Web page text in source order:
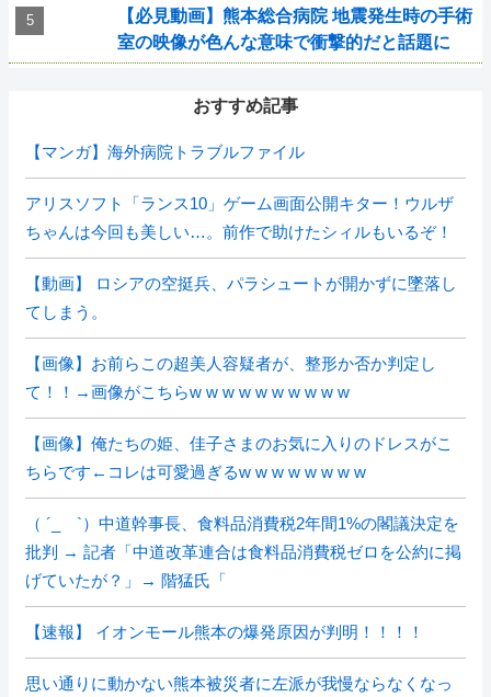
【必見動画】熊本総合病院 地震発生時の手術
室の映像が色んな意味で衝撃的だと話題に
おすすめ記事
【マンガ】海外病院トラブルファイル
アリスソフト「ランス10」ゲーム画面公開キター！ウルザ
ちゃんは今回も美しい…。前作で助けたシィルもいるぞ！
【動画】 ロシアの空挺兵、パラシュートが開かずに墜落し
てしまう。
【画像】お前らこの超美人容疑者が、整形か否か判定し
て！！→画像がこちらw w w w w w w w w w
【画像】俺たちの姫、佳子さまのお気に入りのドレスがこ
ちらです←コレは可愛過ぎるw w w w w w w w
（ ´_ゝ`）中道幹事長、食料品消費税2年間1%の閣議決定を
批判 → 記者「中道改革連合は食料品消費税ゼロを公約に掲
げていたが？」→ 階猛氏「
【速報】 イオンモール熊本の爆発原因が判明！！！！
思い通りに動かない熊本被災者に左派が我慢ならなくなっ